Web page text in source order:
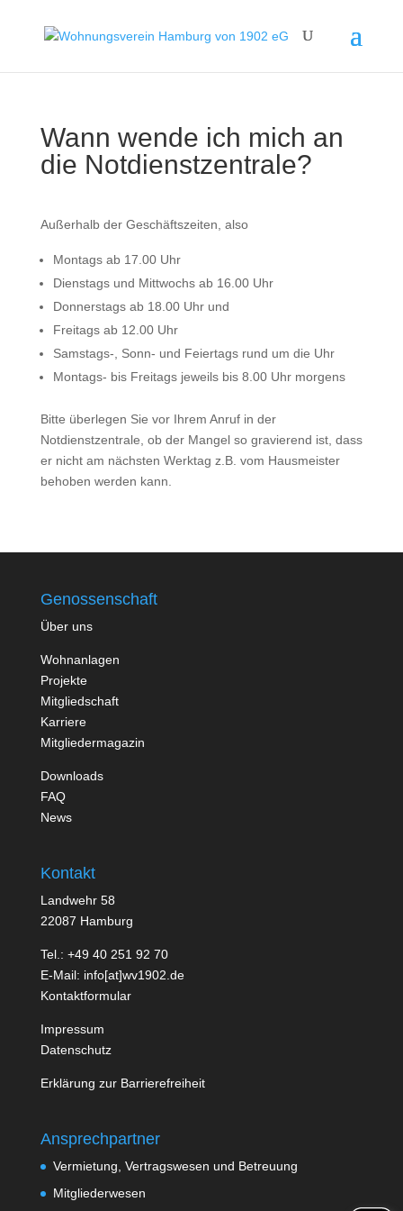
Wann wende ich mich an
die Notdienstzentrale?
Außerhalb der Geschäftszeiten, also
Montags ab 17.00 Uhr
Dienstags und Mittwochs ab 16.00 Uhr
Donnerstags ab 18.00 Uhr und
Freitags ab 12.00 Uhr
Samstags-, Sonn- und Feiertags rund um die Uhr
Montags- bis Freitags jeweils bis 8.00 Uhr morgens
Bitte überlegen Sie vor Ihrem Anruf in der
Notdienstzentrale, ob der Mangel so gravierend ist, dass
er nicht am nächsten Werktag z.B. vom Hausmeister
behoben werden kann.
Genossenschaft
Über uns
Wohnanlagen
Projekte
Mitgliedschaft
Karriere
Mitgliedermagazin
Downloads
FAQ
News
Kontakt
Landwehr 58
22087 Hamburg
Tel.: +49 40 251 92 70
E-Mail: info[at]wv1902.de
Kontaktformular
Impressum
Datenschutz
Erklärung zur Barrierefreiheit
Ansprechpartner
Vermietung, Vertragswesen und Betreuung
Mitgliederwesen